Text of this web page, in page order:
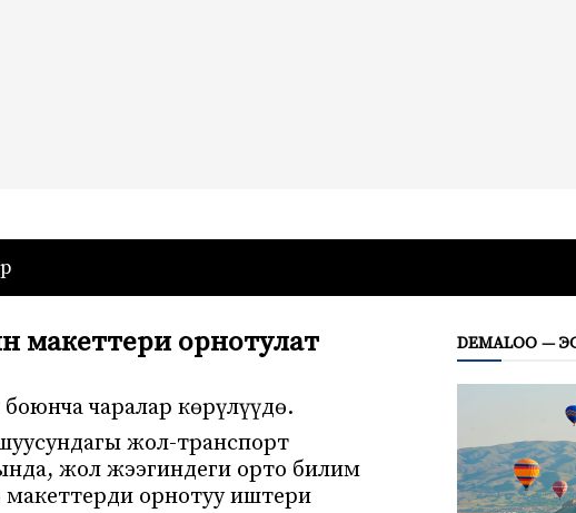
макеттери орнотулат
чаралар көрүлүүдө.
жол-транспорт
жол жээгиндеги орто билим
орнотуу иштери
DEMALOO —